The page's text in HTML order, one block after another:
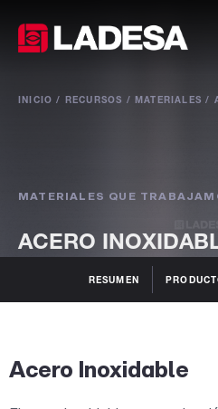
INICIO / RECURSOS / MATERIALES /
MATERIALES QUE
ACERO
RESUMEN
Acero Inoxidable